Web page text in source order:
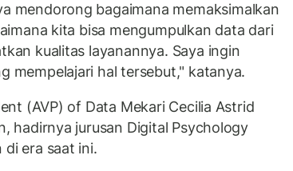
mendorong bagaimana memaksimalkan
kita bisa mengumpulkan data dari
kualitas layanannya. Saya ingin
mempelajari hal tersebut," katanya.
(AVP) of Data Mekari Cecilia Astrid
hadirnya jurusan Digital Psychology
di era saat ini.